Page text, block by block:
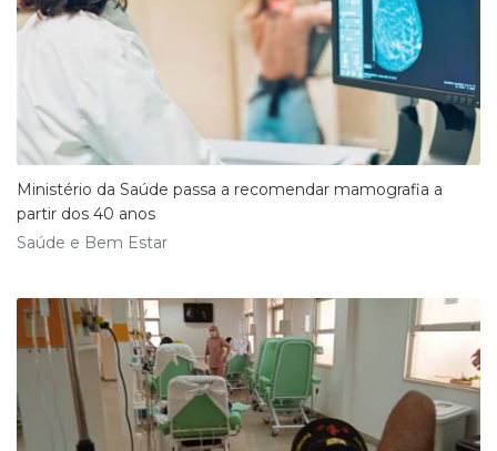
Ministério da Saúde passa a recomendar mamografia a
partir dos 40 anos
Saúde e Bem Estar